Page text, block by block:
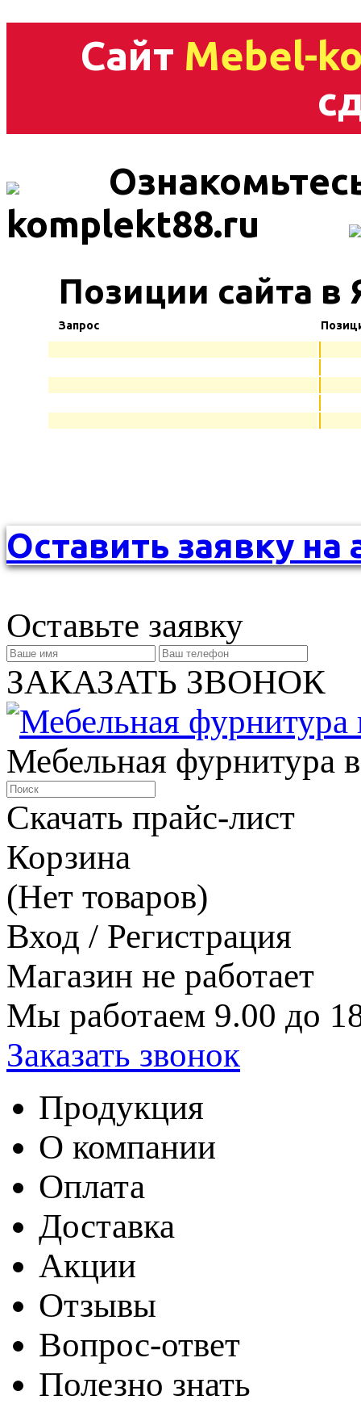
Сайт Mebel-
komplekt88.ru
Позиции сайта в
Запрос
Оставить заявку на
Оставьте заявку
ЗАКАЗАТЬ ЗВОНОК
Мебельная фурнитура
Скачать прайс-лист
Корзина
(Нет товаров)
Вход / Регистрация
Магазин не работает
Мы работаем 9.00 до
Заказать звонок
Продукция
О компании
Оплата
Доставка
Акции
Отзывы
Вопрос-ответ
Полезно знать